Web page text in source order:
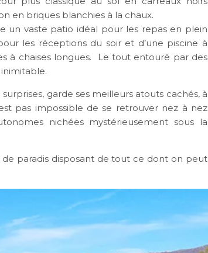
en briques blanchies à la chaux.
un vaste patio idéal pour les repas en plein
les réceptions du soir et d’une piscine à
à chaises longues. Le tout entouré par des
garde ses meilleurs atouts cachés, à
pas impossible de se retrouver nez à nez
nichées mystérieusement sous la
de paradis disposant de tout ce dont on peut